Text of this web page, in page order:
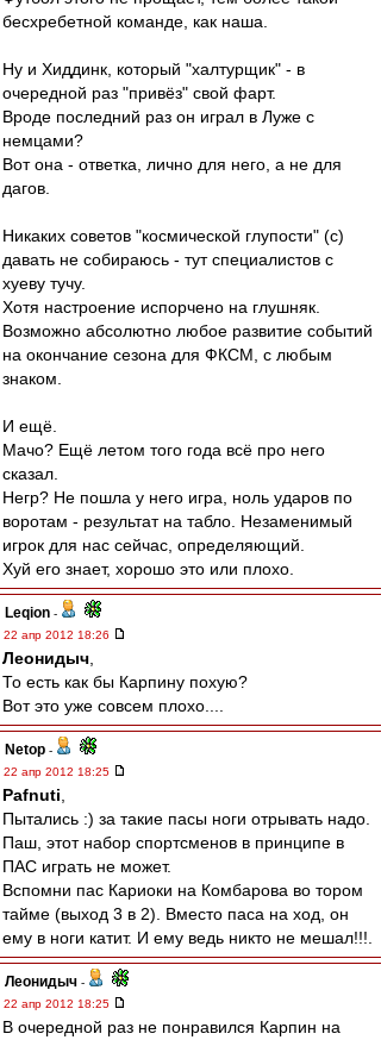
бесхребетной команде, как наша.
Ну и Хиддинк, который "халтурщик" - в
очередной раз "привёз" свой фарт.
Вроде последний раз он играл в Луже с
немцами?
Вот она - ответка, лично для него, а не для
дагов.
Никаких советов "космической глупости" (с)
давать не собираюсь - тут специалистов с
хуеву тучу.
Хотя настроение испорчено на глушняк.
Возможно абсолютно любое развитие событий
на окончание сезона для ФКСМ, с любым
знаком.
И ещё.
Мачо? Ещё летом того года всё про него
сказал.
Негр? Не пошла у него игра, ноль ударов по
воротам - результат на табло. Незаменимый
игрок для нас сейчас, определяющий.
Хуй его знает, хорошо это или плохо.
Leqion -
22 апр 2012 18:26
Леонидыч
То есть как бы Карпину похую?
Вот это уже совсем плохо....
Netop -
22 апр 2012 18:25
Pafnuti
Пытались :) за такие пасы ноги отрывать надо.
Паш, этот набор спортсменов в принципе в
ПАС играть не может.
Вспомни пас Кариоки на Комбарова во тором
тайме (выход 3 в 2). Вместо паса на ход, он
ему в ноги катит. И ему ведь никто не мешал!!!.
Леонидыч -
22 апр 2012 18:25
В очередной раз не понравился Карпин на